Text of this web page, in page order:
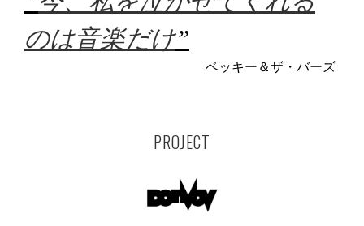
のは音楽だけ”
ベッキー＆ザ・バーズ
PROJECT